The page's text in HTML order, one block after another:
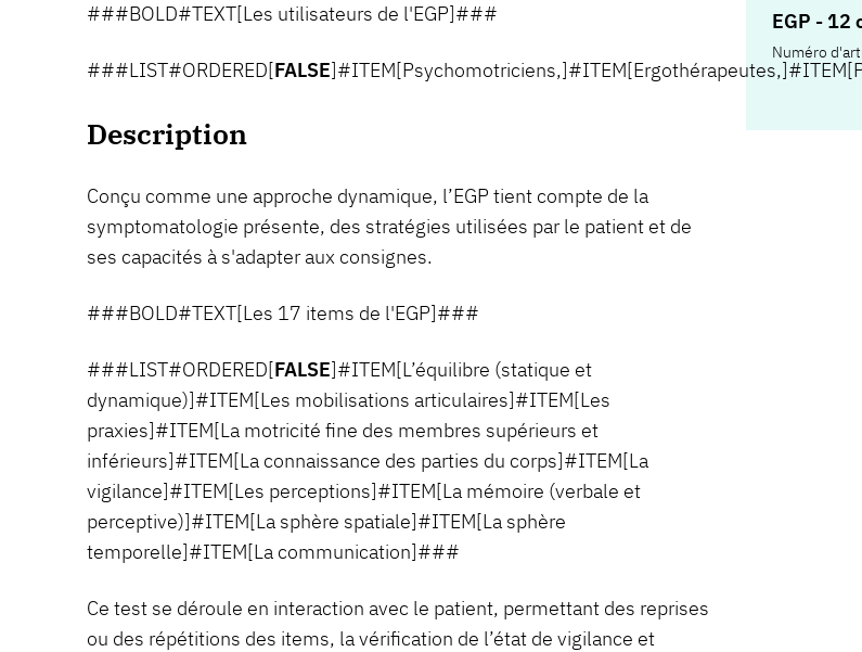
EGP - 12
Numéro
###BOLD#TEXT[Les utilisateurs de l'EGP]###
###LIST#ORDERED[FALSE
Description
Conçu comme une approche dynamique, l’EGP tient compte de la
symptomatologie présente, des stratégies utilisées par le patient et de
ses capacités à s'adapter aux consignes.
###BOLD#TEXT[Les 17 items de l'EGP]###
###LIST#ORDERED[FALSE]#ITEM[L’équilibre (statique et
dynamique)]#ITEM[Les mobilisations articulaires]#ITEM[Les
praxies]#ITEM[La motricité fine des membres supérieurs et
inférieurs]#ITEM[La connaissance des parties du corps]#ITEM[La
vigilance]#ITEM[Les perceptions]#ITEM[La mémoire (verbale et
perceptive)]#ITEM[La sphère spatiale]#ITEM[La sphère
temporelle]#ITEM[La communication]###
Ce test se déroule en interaction avec le patient, permettant des reprises
ou des répétitions des items, la vérification de l’état de vigilance et